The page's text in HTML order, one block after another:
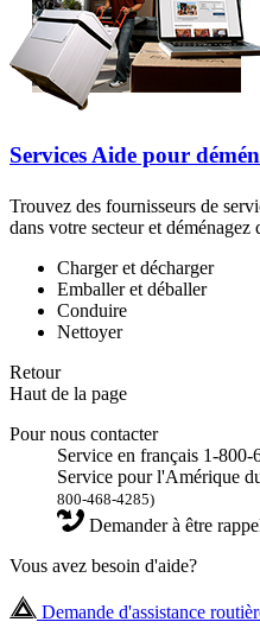
Services Aide pour
Trouvez des fournisseurs de
dans votre secteur et
Charger et décharger
Emballer et déballer
Conduire
Nettoyer
Retour
Haut de la page
Pour nous contacter
Service en français 1-800-
Service pour l'Amérique
800-468-4285)
Demander à être
Vous avez besoin d'aide?
Demande d'assistance